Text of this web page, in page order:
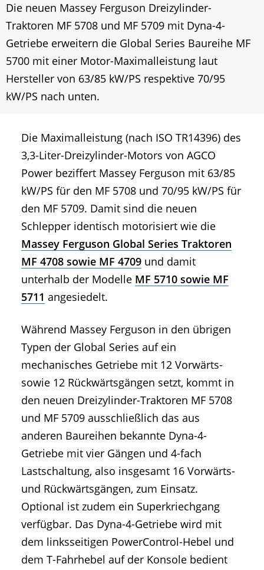
Die neuen Massey Ferguson Dreizylinder-
Traktoren MF 5708 und MF 5709 mit Dyna-4-
Getriebe erweitern die Global Series Baureihe MF
5700 mit einer Motor-Maximalleistung laut
Hersteller von 63/85 kW/PS respektive 70/95
kW/PS nach unten.
Die Maximalleistung (nach ISO TR14396) des
3,3-Liter-Dreizylinder-Motors von AGCO
Power beziffert Massey Ferguson mit 63/85
kW/PS für den MF 5708 und 70/95 kW/PS für
den MF 5709. Damit sind die neuen
Schlepper identisch motorisiert wie die
Massey Ferguson Global Series Traktoren
MF 4708 sowie MF 4709 und damit
unterhalb der Modelle MF 5710 sowie MF
5711 angesiedelt.
Während Massey Ferguson in den übrigen
Typen der Global Series auf ein
mechanisches Getriebe mit 12 Vorwärts-
sowie 12 Rückwärtsgängen setzt, kommt in
den neuen Dreizylinder-Traktoren MF 5708
und MF 5709 ausschließlich das aus
anderen Baureihen bekannte Dyna-4-
Getriebe mit vier Gängen und 4-fach
Lastschaltung, also insgesamt 16 Vorwärts-
und Rückwärtsgängen, zum Einsatz.
Optional ist zudem ein Superkriechgang
verfügbar. Das Dyna-4-Getriebe wird mit
dem linksseitigen PowerControl-Hebel und
dem T-Fahrhebel auf der Konsole bedient